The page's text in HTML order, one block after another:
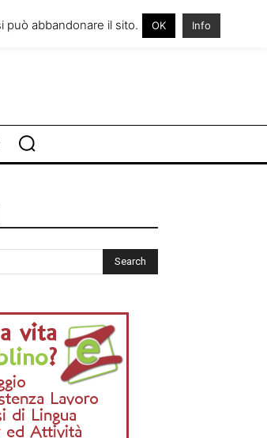
VISITARE L’IRLANDA
può abbandonare il sito. OK Info